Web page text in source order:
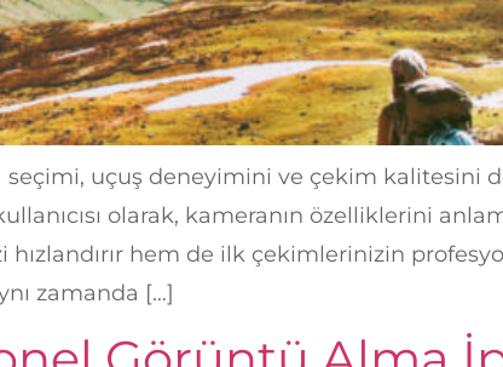
seçimi, uçuş deneyimini ve çekim kalitesini
olarak, kameranın özelliklerini
hem de ilk çekimlerinizin
zamanda […]